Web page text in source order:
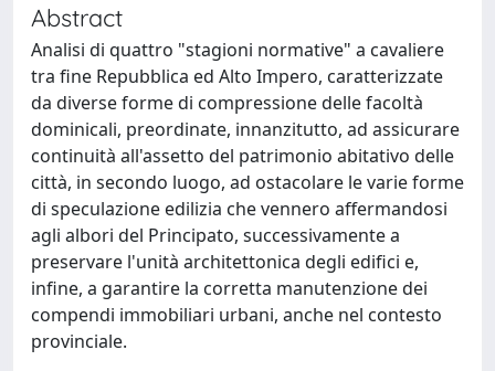
Abstract
Analisi di quattro "stagioni normative" a cavaliere
tra fine Repubblica ed Alto Impero, caratterizzate
da diverse forme di compressione delle facoltà
dominicali, preordinate, innanzitutto, ad assicurare
continuità all'assetto del patrimonio abitativo delle
città, in secondo luogo, ad ostacolare le varie forme
di speculazione edilizia che vennero affermandosi
agli albori del Principato, successivamente a
preservare l'unità architettonica degli edifici e,
infine, a garantire la corretta manutenzione dei
compendi immobiliari urbani, anche nel contesto
provinciale.